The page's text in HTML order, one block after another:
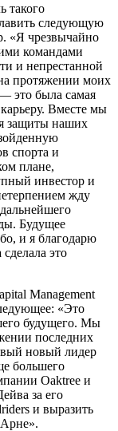
такого
следующую
«Я чрезвычайно
командами
и непрестанной
протяжении моих
это была самая
Вместе мы
защиты наших
спорта и
плане,
инвестор и
жду
Будущее
и я благодарю
это
Management
«Это
будущего. Мы
последних
новый лидер
большего
Oaktree и
за его
и выразить